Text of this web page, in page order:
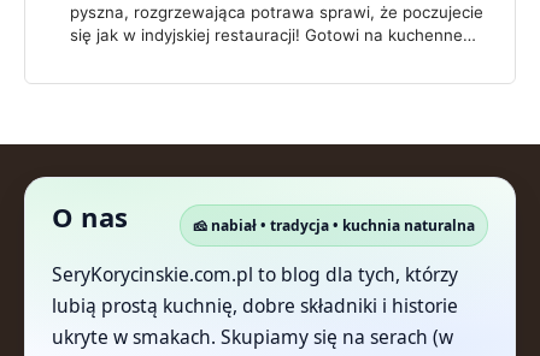
pyszna, rozgrzewająca potrawa sprawi, że poczujecie
się jak w indyjskiej restauracji! Gotowi na kuchenne…
O nas 🧀 nabiał • tradycja • kuchnia naturalna
SeryKorycinskie.com.pl to blog dla tych, którzy
lubią prostą kuchnię, dobre składniki i historie
ukryte w smakach. Skupiamy się na serach (w